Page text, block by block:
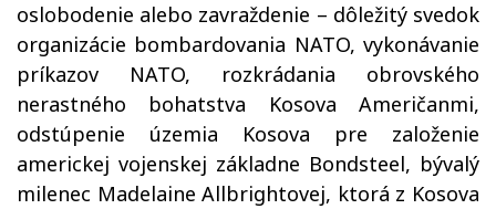
oslobodenie alebo zavraždenie – dôležitý svedok
organizácie bombardovania NATO, vykonávanie
príkazov NATO, rozkrádania obrovského
nerastného bohatstva Kosova Američanmi,
odstúpenie územia Kosova pre založenie
americkej vojenskej základne Bondsteel, bývalý
milenec Madelaine Allbrightovej, ktorá z Kosova